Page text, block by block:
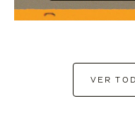
VER